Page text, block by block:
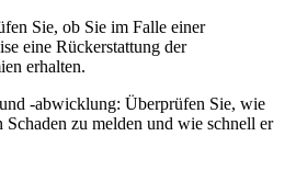
Sie, ob Sie im Falle einer
eine Rückerstattung der
erhalten.
-abwicklung: Überprüfen Sie, wie
Schaden zu melden und wie schnell er